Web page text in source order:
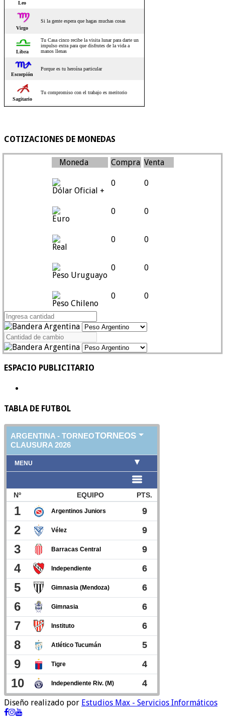
COTIZACIONES DE MONEDAS
Moneda Compra Venta
Dólar Oficial +
0 0
Euro
0 0
Real
0 0
Peso Uruguayo
0 0
Peso Chileno
0 0
ESPACIO PUBLICITARIO
TABLA DE FUTBOL
Diseño realizado por Estudios Max - Servicios Informáticos